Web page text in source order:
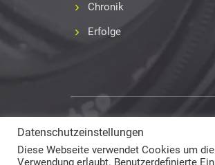
Chronik
Erfolge
Copyright 2017-2018
und Film- und Videoklub Villach
Datenschutzeinstellungen
Diese Webseite verwendet Cookies um
Verwendung erlaubt. Benutzerdefinierte